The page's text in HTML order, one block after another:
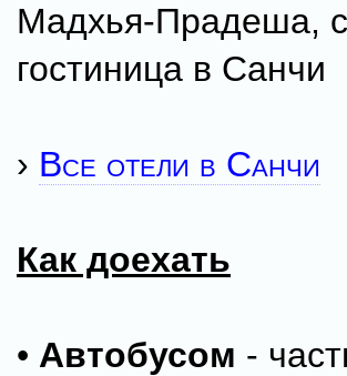
Мадхья-Прадеша,
гостиница в Санчи
› Все отели в Санчи
Как доехать
• Автобусом -